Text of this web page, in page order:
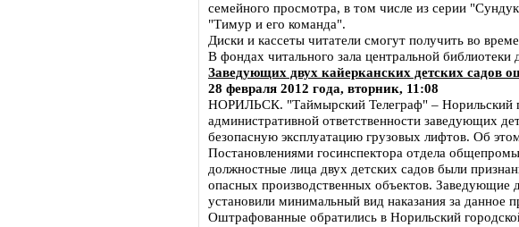
семейного просмотра, в том числе из серии
"Тимур и его команда".
Диски и кассеты читатели смогут получить во
В фондах читального зала центральной
Заведующих двух кайерканских детских садов
28 февраля 2012 года, вторник, 11:08
НОРИЛЬСК. "Таймырский Телеграф" – Норильский
административной ответственности заведующих
безопасную эксплуатацию грузовых лифтов. Об
Постановлениями госинспектора отдела
должностные лица двух детских садов были
опасных производственных объектов.
установили минимальный вид наказания за данное
Оштрафованные обратились в Норильский